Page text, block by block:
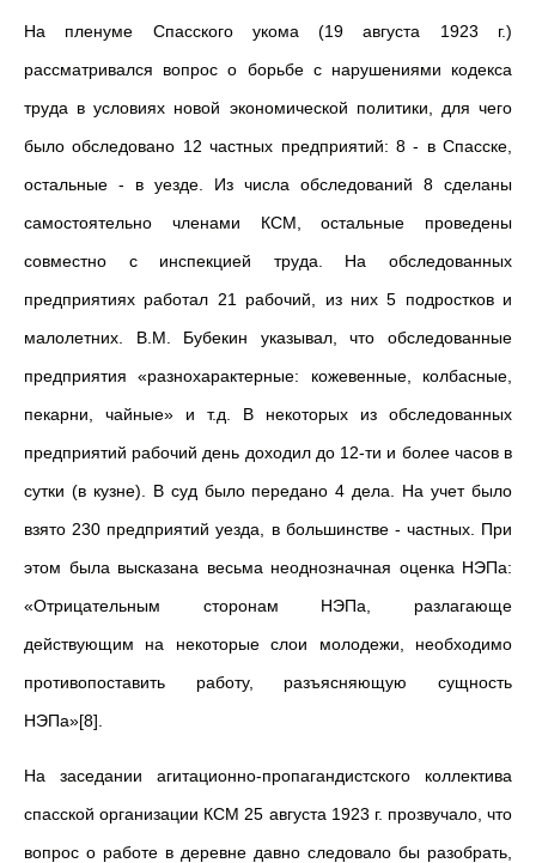
На пленуме Спасского укома (19 августа 1923 г.)
рассматривался вопрос о борьбе с нарушениями кодекса
труда в условиях новой экономической политики, для чего
было обследовано 12 частных предприятий: 8 - в Спасске,
остальные - в уезде. Из числа обследований 8 сделаны
самостоятельно членами КСМ, остальные проведены
совместно с инспекцией труда. На обследованных
предприятиях работал 21 рабочий, из них 5 подростков и
малолетних. В.М. Бубекин указывал, что обследованные
предприятия «разнохарактерные: кожевенные, колбасные,
пекарни, чайные» и т.д. В некоторых из обследованных
предприятий рабочий день доходил до 12-ти и более часов в
сутки (в кузне). В суд было передано 4 дела. На учет было
взято 230 предприятий уезда, в большинстве - частных. При
этом была высказана весьма неоднозначная оценка НЭПа:
«Отрицательным сторонам НЭПа, разлагающе
действующим на некоторые слои молодежи, необходимо
противопоставить работу, разъясняющую сущность
НЭПа»[8].
На заседании агитационно-пропагандистского коллектива
спасской организации КСМ 25 августа 1923 г. прозвучало, что
вопрос о работе в деревне давно следовало бы разобрать,